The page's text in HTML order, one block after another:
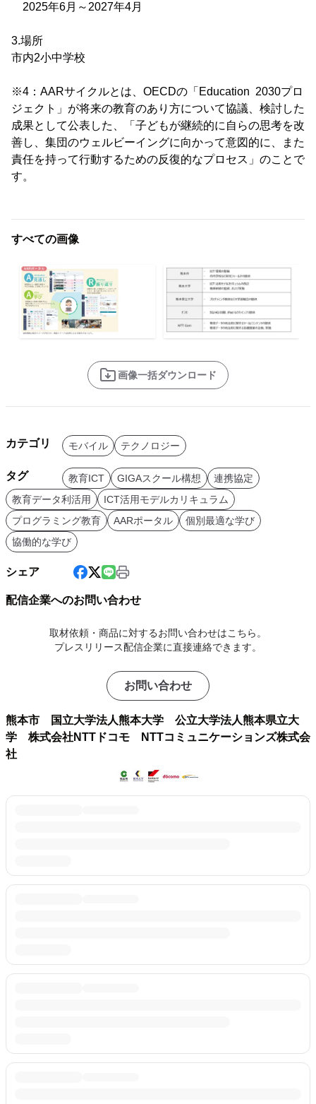
2025年6月～2027年4月
3.場所
市内2小中学校
※4：AARサイクルとは、OECDの「Education 2030プロ
ジェクト」が将来の教育のあり方について協議、検討した
成果として公表した、「子どもが継続的に自らの思考を改
善し、集団のウェルビーイングに向かって意図的に、また
責任を持って行動するための反復的なプロセス」のことで
す。
すべての画像
画像一括ダウンロード
カテゴリ モバイル テクノロジー
タグ 教育ICT GIGAスクール構想
連携協定
教育データ利活用
ICT活用モデルカリキュラム
プログラミング教育
AARポータル
個別最適な学び
協働的な学び
シェア
配信企業へのお問い合わせ
取材依頼・商品に対するお問い合わせはこちら。
プレスリリース配信企業に直接連絡できます。
お問い合わせ
熊本市 国立大学法人熊本大学 公立大学法人熊本県立大
学 株式会社NTTドコモ NTTコミュニケーションズ株式会
社